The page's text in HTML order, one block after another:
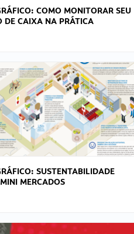
COMO MONITORAR SEU
DE CAIXA NA PRÁTICA
SUSTENTABILIDADE
MERCADOS